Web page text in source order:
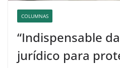
COLUMNAS
“Indispensable
jurídico para